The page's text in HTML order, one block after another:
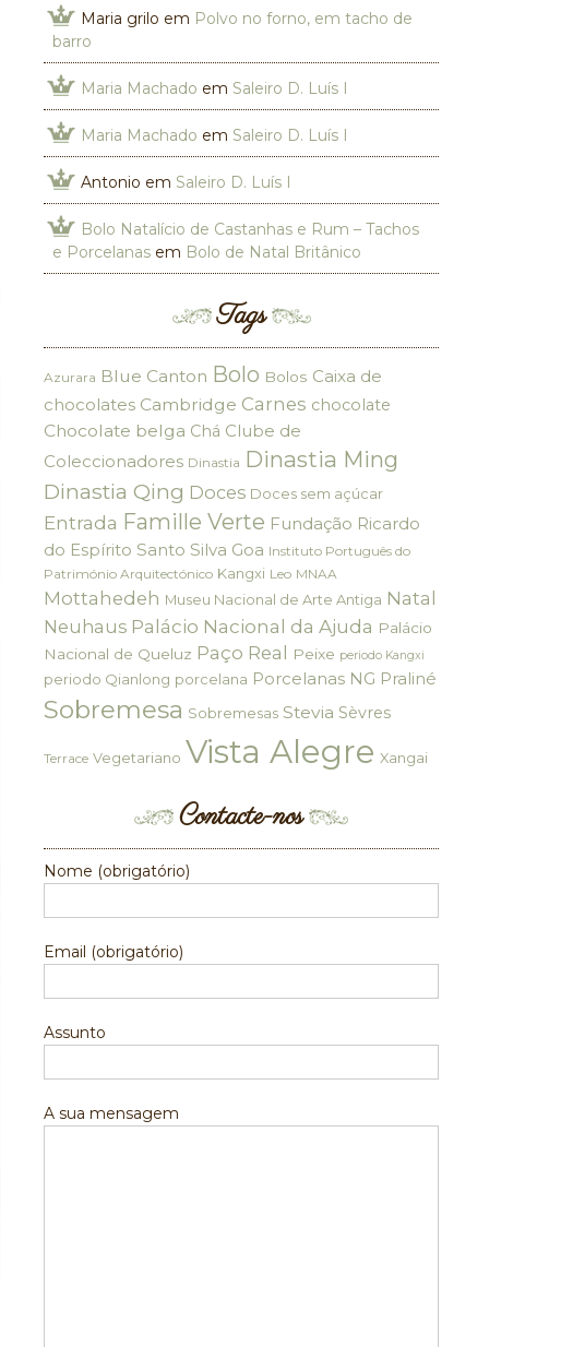
Maria grilo em Polvo no forno, em tacho de
barro
Maria Machado em Saleiro D. Luís I
Maria Machado em Saleiro D. Luís I
Antonio em Saleiro D. Luís I
Bolo Natalício de Castanhas e Rum – Tachos
e Porcelanas em Bolo de Natal Britânico
Tags
Azurara Blue Canton Bolo Bolos Caixa de
chocolates Cambridge Carnes chocolate
Chocolate belga Chá Clube de
Coleccionadores Dinastia Dinastia Ming
Dinastia Qing Doces Doces sem açúcar
Entrada Famille Verte Fundação Ricardo
do Espírito Santo Silva Goa Instituto Português do
Património Arquitectónico Kangxi Leo MNAA
Mottahedeh Museu Nacional de Arte Antiga Natal
Neuhaus Palácio Nacional da Ajuda Palácio
Nacional de Queluz Paço Real Peixe periodo Kangxi
periodo Qianlong porcelana Porcelanas NG Praliné
Sobremesa Sobremesas Stevia Sèvres
Terrace Vegetariano Vista Alegre Xangai
Contacte-nos
Nome (obrigatório)
Email (obrigatório)
Assunto
A sua mensagem